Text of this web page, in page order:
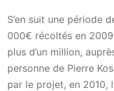
S’en suit une période
000€ récoltés en
plus d’un million,
personne de Pierre
par le projet, en 2010,